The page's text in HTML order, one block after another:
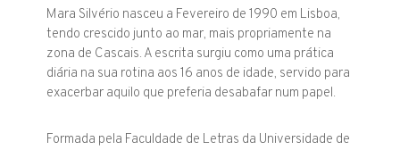
Mara Silvério nasceu a Fevereiro de 1990 em Lisboa,
tendo crescido junto ao mar, mais propriamente na
zona de Cascais. A escrita surgiu como uma prática
diária na sua rotina aos 16 anos de idade, servido para
exacerbar aquilo que preferia desabafar num papel.
Formada pela Faculdade de Letras da Universidade de